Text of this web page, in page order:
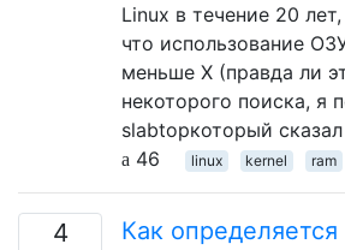
Linux в течение 20
что использование
меньше X (правда ли
некоторого поиска, я
slabtopкоторый
46
linux kernel ram
4
Как